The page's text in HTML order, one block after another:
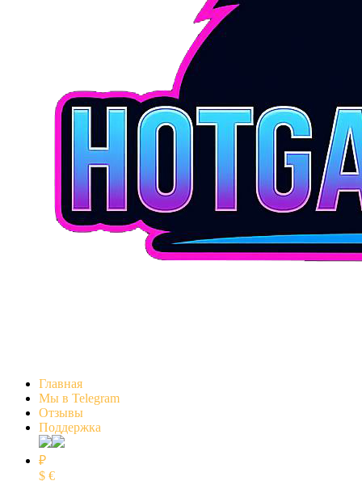
Главная
Мы в Telegram
Отзывы
Поддержка
₽
$ €